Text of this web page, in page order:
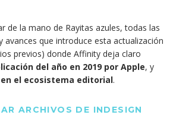
de la mano de Rayitas azules, todas las
avances que introduce esta actualización
previos) donde Affinity deja claro
del año en 2019 por Apple, y
el ecosistema editorial.
ARCHIVOS DE INDESIGN